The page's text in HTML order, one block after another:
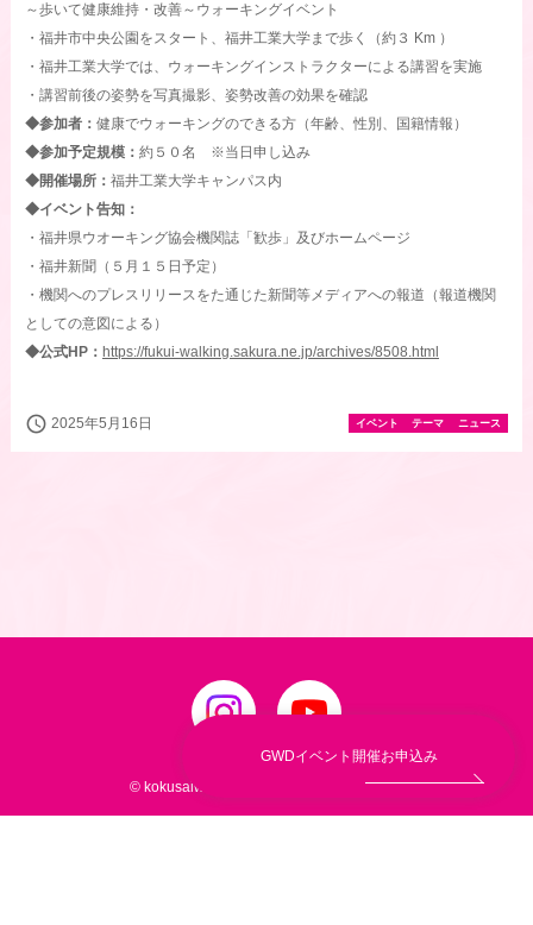
～歩いて健康維持・改善～ウォーキングイベント
・福井市中央公園をスタート、福井工業大学まで歩く（約３ Km ）
・福井工業大学では、ウォーキングインストラクターによる講習を実施
・講習前後の姿勢を写真撮影、姿勢改善の効果を確認
◆参加者： 健康でウォーキングのできる方（年齢、性別、国籍情報）
◆参加予定規模： 約５０名 ※当日申し込み
◆開催場所： 福井工業大学キャンパス内
◆イベント告知：
・福井県ウオーキング協会機関誌「歓歩」及びホームページ
・福井新聞（５月１５日予定）
・機関へのプレスリリースをた通じた新聞等メディアへの報道（報道機関
としての意図による）
◆公式HP： https://fukui-walking.sakura.ne.jp/archives/8508.html
schedule 2025年5月16日 イベント テーマ ニュース
© kokusaiwellness.jp. All Rights Reserved.
GWDイベント開催お申込み